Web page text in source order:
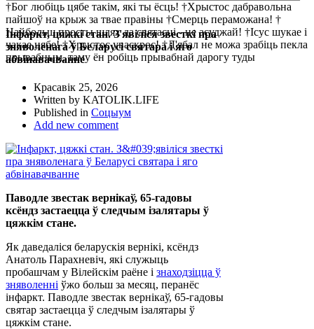
†Бог любіць цябе такім, які ты ёсць! †Хрыстос дабравольна
пайшоў на крыж за твае правіны †Смерць пераможана! †
Найбольш просты шлях да святасці - не асуджай! †Ісус шукае і
чакае цябе! †Хрыстос уваскрос! †Д'ябал не можа зрабіць пекла
прывабным, таму ён робіць прывабнай дарогу туды
Інфаркт, цяжкі стан. З'явіліся звесткі пра
зняволенага ў Беларусі святара і яго
абвінавачванне
Красавік 25, 2026
Written by KATOLIK.LIFE
Published in Соцыум
Add new comment
Паводле звестак вернікаў, 65-гадовы
ксёндз застаецца ў следчым ізалятары ў
цяжкім стане.
Як даведаліся беларускія вернікі, ксёндз
Анатоль Парахневіч, які служыць
пробашчам у Вілейскім раёне і знаходзіцца ў
зняволенні ўжо больш за месяц, перанёс
інфаркт. Паводле звестак вернікаў, 65-гадовы
святар застаецца ў следчым ізалятары ў
цяжкім стане.